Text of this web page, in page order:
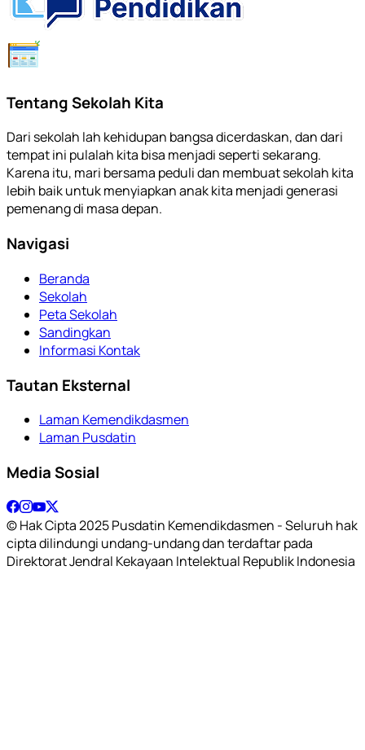
Tentang Sekolah Kita
Dari sekolah lah kehidupan bangsa dicerdaskan, dan dari
tempat ini pulalah kita bisa menjadi seperti sekarang.
Karena itu, mari bersama peduli dan membuat sekolah kita
lebih baik untuk menyiapkan anak kita menjadi generasi
pemenang di masa depan.
Navigasi
Beranda
Sekolah
Peta Sekolah
Sandingkan
Informasi Kontak
Tautan Eksternal
Laman Kemendikdasmen
Laman Pusdatin
Media Sosial
© Hak Cipta 2025 Pusdatin Kemendikdasmen - Seluruh hak
cipta dilindungi undang-undang dan terdaftar pada
Direktorat Jendral Kekayaan Intelektual Republik Indonesia